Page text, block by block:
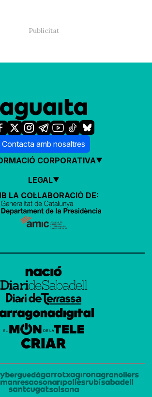
Contacta amb nosaltres
CORPORATIVA
LEGAL
LA COL·LABORACIÓ DE: